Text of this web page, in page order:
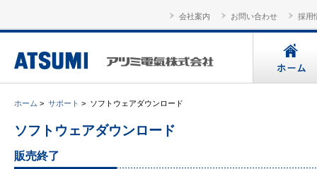
会社案内 お問い合わせ 採用
ホーム > サポート > ソフトウェアダウンロード
ソフトウェアダウンロード
販売終了